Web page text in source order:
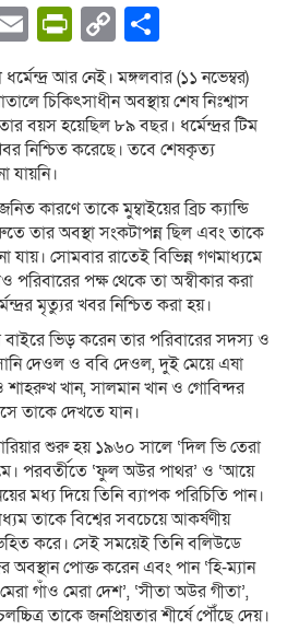
EmailPrintFriendly
Copy
Link
আর নেই। মঙ্গলবার (১১ নভেম্বর)
চিকিৎসাধীন অবস্থায় শেষ নিঃশ্বাস
বয়স হয়েছিল ৮৯ বছর। ধর্মেন্দ্রর টিম
নিশ্চিত করেছে। তবে শেষকৃত্য
যায়নি।
কারণে তাকে মুম্বাইয়ের ব্রিচ ক্যান্ডি
তার অবস্থা সংকটাপন্ন ছিল এবং তাকে
যায়। সোমবার রাতেই বিভিন্ন গণমাধ্যমে
পক্ষ থেকে তা অস্বীকার করা
মৃত্যুর খবর নিশ্চিত করা হয়।
ভিড় করেন তার পরিবারের সদস্য ও
দেওল ও ববি দেওল, দুই মেয়ে এষা
খান, সালমান খান ও গোবিন্দর
তাকে দেখতে যান।
শুরু হয় ১৯৬০ সালে ‘দিল ভি তেরা
পরবর্তীতে ‘ফুল অউর পাথর’ ও ‘আয়ে
মধ্য দিয়ে তিনি ব্যাপক পরিচিতি পান।
তাকে বিশ্বের সবচেয়ে আকর্ষণীয়
করে। সেই সময়েই তিনি বলিউডে
অবস্থান পোক্ত করেন এবং পান ‘হি-ম্যান
গাঁও মেরা দেশ’, ‘সীতা অউর গীতা’,
তাকে জনপ্রিয়তার শীর্ষে পৌঁছে দেয়।